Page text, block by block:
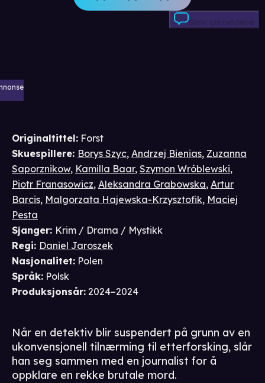
Skriv anmeldelse
Originaltittel: Forst
Skuespillere: Borys Szyc, Andrzej Bienias, Zuzanna
Saporznikow, Kamilla Baar, Szymon Wróblewski,
Piotr Franasowicz, Aleksandra Grabowska, Artur
Barcis, Malgorzata Hajewska-Krzysztofik, Maciej
Pesta
Sjanger: Krim / Drama / Mystikk
Regi: Daniel Jaroszek
Nasjonalitet: Polen
Språk: Polsk
Produksjonsår: 2024–2024
Når en detektiv blir suspendert på grunn av en
ukonvensjonell tilnærming til etterforsking, slår
han seg sammen med en journalist for å
oppklare en rekke brutale mord.